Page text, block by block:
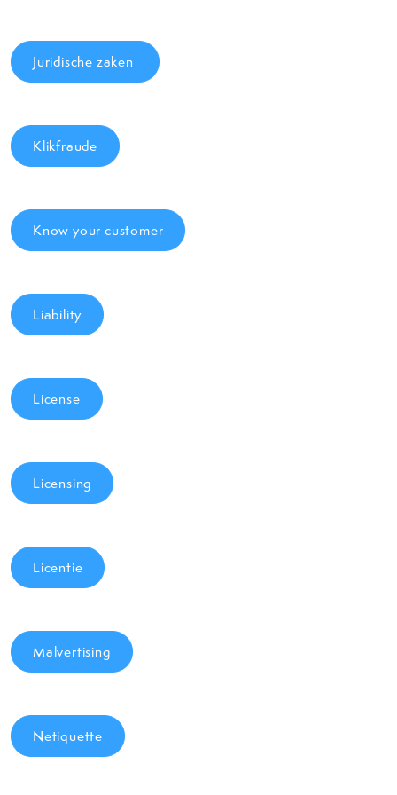
Juridische zaken
Klikfraude
Know your customer
Liability
License
Licensing
Licentie
Malvertising
Netiquette